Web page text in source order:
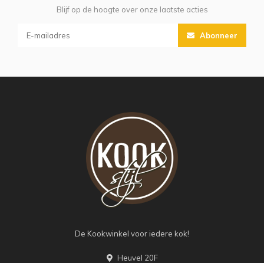
Blijf op de hoogte over onze laatste acties
Abonneer
De Kookwinkel voor iedere kok!
Heuvel 20F